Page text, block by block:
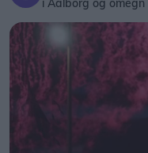
i Aalborg og omegn